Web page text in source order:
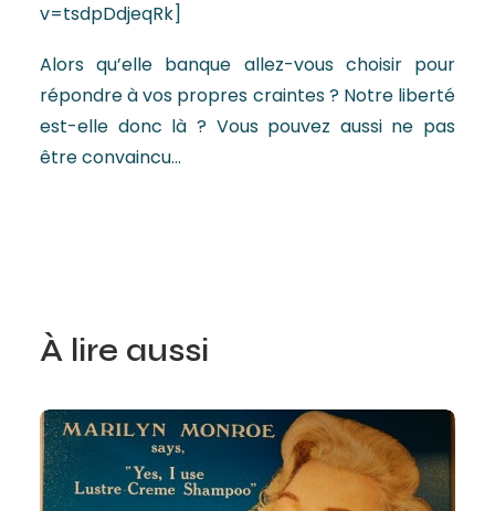
v=tsdpDdjeqRk]
Alors qu’elle banque allez-vous choisir pour
répondre à vos propres craintes ? Notre liberté
est-elle donc là ? Vous pouvez aussi ne pas
être convaincu…
À lire aussi